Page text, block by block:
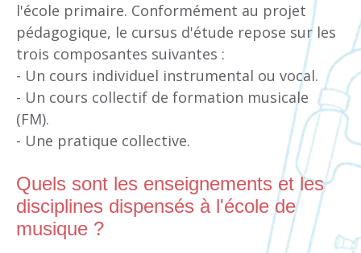
l'école primaire. Conformément au projet
pédagogique, le cursus d'étude repose sur les
trois composantes suivantes :
- Un cours individuel instrumental ou vocal.
- Un cours collectif de formation musicale
(FM).
- Une pratique collective.
Quels sont les enseignements et les
disciplines dispensés à l'école de
musique ?